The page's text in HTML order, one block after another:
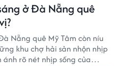
ở Đà Nẵng quê
Nẵng quê Mỹ Tâm còn níu
khu chợ hải sản nhộn nhịp
rõ nét nhịp sống của